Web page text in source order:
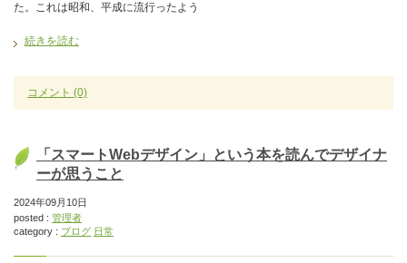
た。これは昭和、平成に流行ったよう
続きを読む
コメント (0)
「スマートWebデザイン」という本を読んでデザイナ
ーが思うこと
2024年09月10日
posted : 管理者
category : ブログ 日常